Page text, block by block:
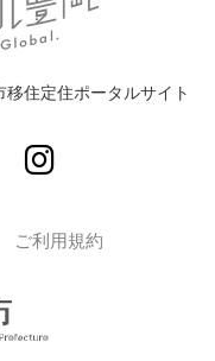
住定住ポータルサイト
ご利用規約